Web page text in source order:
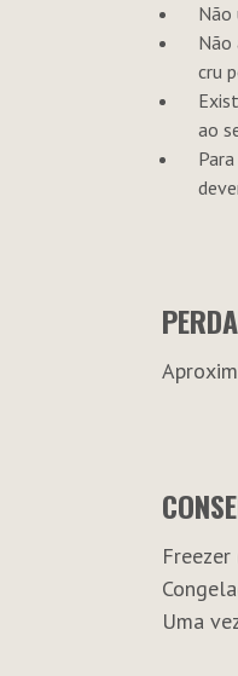
Não
Não
cru
ao
Freezer
Uma